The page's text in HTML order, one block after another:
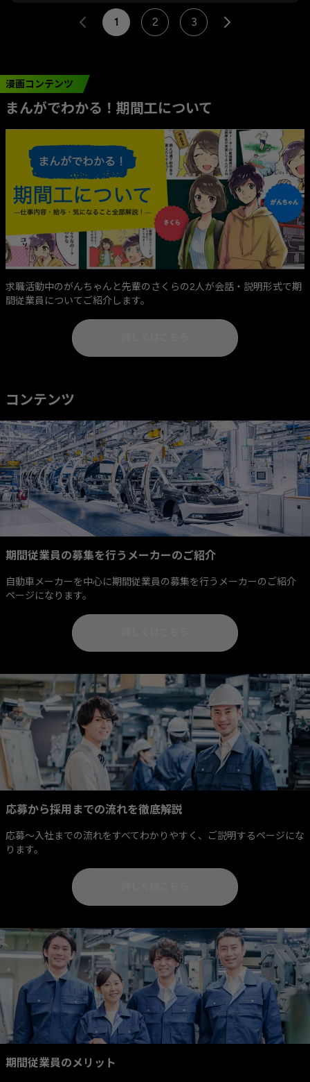
1 2 3
漫画コンテンツ
まんがでわかる！期間工について
求職活動中のがんちゃんと先輩のさくらの2人が会話・説明形式で期
間従業員についてご紹介します。
コンテンツ
期間従業員の募集を行うメーカーのご紹介
自動車メーカーを中心に期間従業員の募集を行うメーカーのご紹介
ページになります。
応募から採用までの流れを徹底解説
応募～入社までの流れをすべてわかりやすく、ご説明するページにな
ります。
期間従業員のメリット